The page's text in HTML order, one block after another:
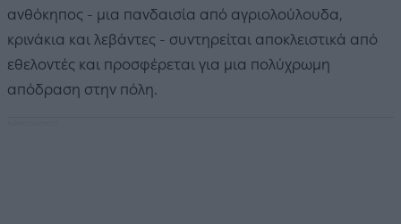
ανθόκηπος - μια πανδαισία από αγριολούλουδα,
κρινάκια και λεβάντες - συντηρείται αποκλειστικά από
εθελοντές και προσφέρεται για μια πολύχρωμη
απόδραση στην πόλη.